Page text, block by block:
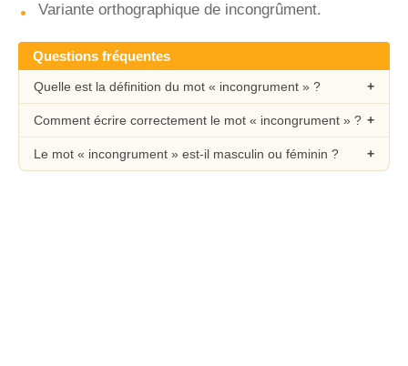
Variante orthographique de incongrûment.
Questions fréquentes
Quelle est la définition du mot « incongrument » ?
Comment écrire correctement le mot « incongrument » ?
Le mot « incongrument » est-il masculin ou féminin ?